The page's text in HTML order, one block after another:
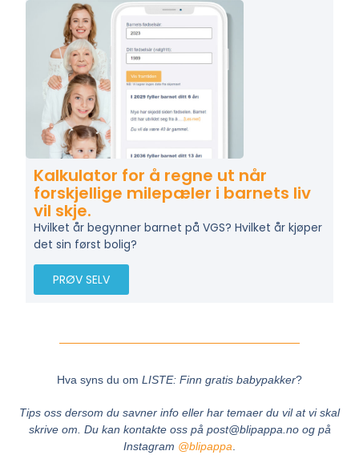
Kalkulator for å regne ut når
forskjellige milepæler i barnets liv
vil skje.
Hvilket år begynner barnet på VGS? Hvilket år kjøper
det sin først bolig?
PRØV SELV
Hva syns du om LISTE: Finn gratis babypakker?
Tips oss dersom du savner info eller har temaer du vil at vi skal
skrive om. Du kan kontakte oss på post@blipappa.no og på
Instagram @blipappa.